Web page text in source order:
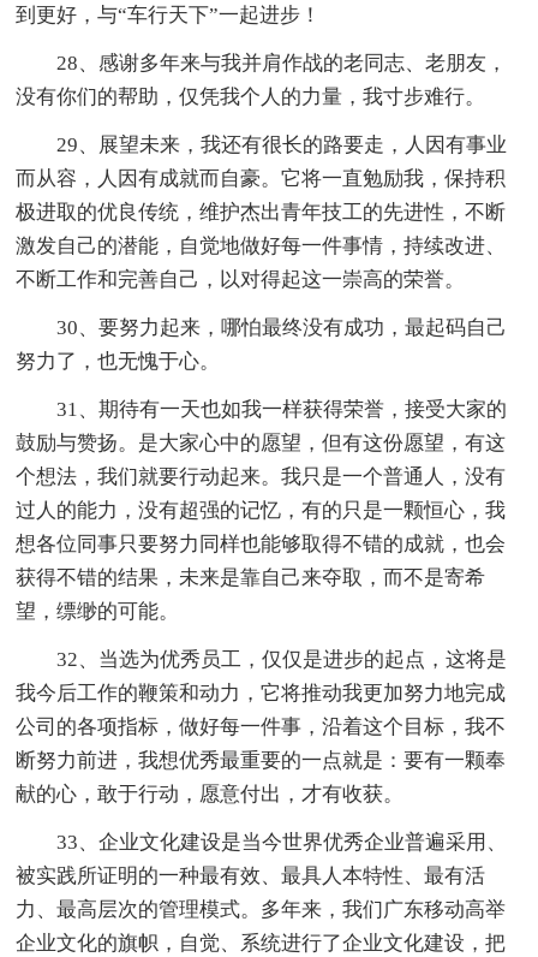
到更好，与“车行天下”一起进步！
28、感谢多年来与我并肩作战的老同志、老朋友，
没有你们的帮助，仅凭我个人的力量，我寸步难行。
29、展望未来，我还有很长的路要走，人因有事业
而从容，人因有成就而自豪。它将一直勉励我，保持积
极进取的优良传统，维护杰出青年技工的先进性，不断
激发自己的潜能，自觉地做好每一件事情，持续改进、
不断工作和完善自己，以对得起这一崇高的荣誉。
30、要努力起来，哪怕最终没有成功，最起码自己
努力了，也无愧于心。
31、期待有一天也如我一样获得荣誉，接受大家的
鼓励与赞扬。是大家心中的愿望，但有这份愿望，有这
个想法，我们就要行动起来。我只是一个普通人，没有
过人的能力，没有超强的记忆，有的只是一颗恒心，我
想各位同事只要努力同样也能够取得不错的成就，也会
获得不错的结果，未来是靠自己来夺取，而不是寄希
望，缥缈的可能。
32、当选为优秀员工，仅仅是进步的起点，这将是
我今后工作的鞭策和动力，它将推动我更加努力地完成
公司的各项指标，做好每一件事，沿着这个目标，我不
断努力前进，我想优秀最重要的一点就是：要有一颗奉
献的心，敢于行动，愿意付出，才有收获。
33、企业文化建设是当今世界优秀企业普遍采用、
被实践所证明的一种最有效、最具人本特性、最有活
力、最高层次的管理模式。多年来，我们广东移动高举
企业文化的旗帜，自觉、系统进行了企业文化建设，把